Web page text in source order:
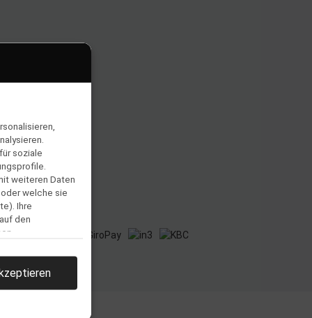
soziale
weiteren Daten
welche sie
Ihre
den